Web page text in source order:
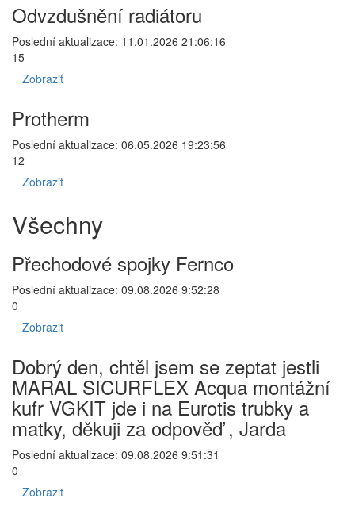
Odvzdušnění radiátoru
Poslední aktualizace: 11.01.2026 21:06:16
15
Zobrazit
Protherm
Poslední aktualizace: 06.05.2026 19:23:56
12
Zobrazit
Všechny
Přechodové spojky Fernco
Poslední aktualizace: 09.08.2026 9:52:28
0
Zobrazit
Dobrý den, chtěl jsem se zeptat jestli
MARAL SICURFLEX Acqua montážní
kufr VGKIT jde i na Eurotis trubky a
matky, děkuji za odpověď , Jarda
Poslední aktualizace: 09.08.2026 9:51:31
0
Zobrazit